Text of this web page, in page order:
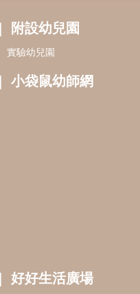
附設幼兒園
實驗幼兒園
小袋鼠幼師網
好好生活廣場